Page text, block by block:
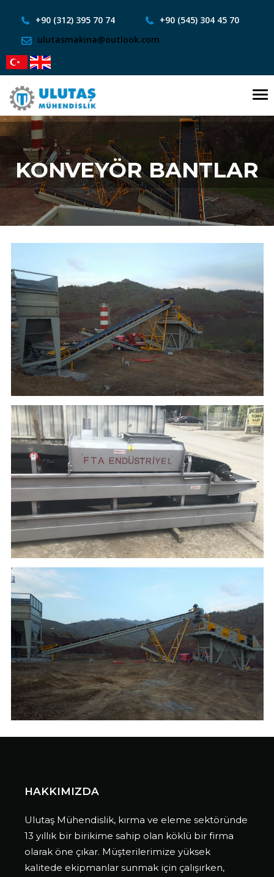
+90 (312) 395 70 74
+90 (545) 304 45 70
ulutasmakina@outlook.com
KONVEYÖR BANTLAR
HAKKIMIZDA
Ulutaş Mühendislik, kırma ve eleme sektöründe
13 yıllık bir birikime sahip olan köklü bir firma
olarak öne çıkar. Müşterilerimize yüksek
kalitede ekipmanlar sunmak için çalışırken,